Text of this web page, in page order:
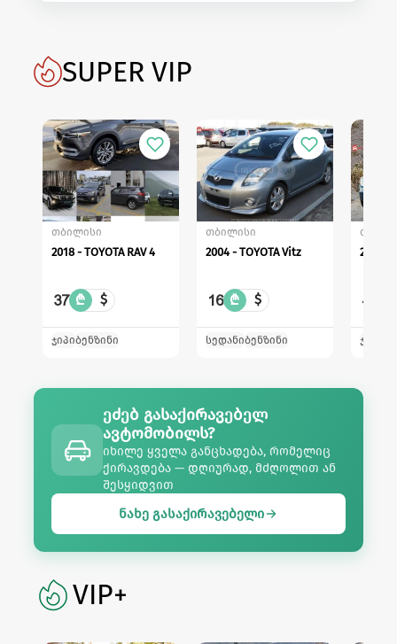
SUPER VIP
თბილისი
2018 - TOYOTA RAV 4
37 ₾ $
ჯიპიბენზინი
თბილისი
2004 - TOYOTA Vitz
16 ₾ $
სედანიბენზინი
41
ჯიპი
ეძებ გასაქირავებელ
ავტომობილს?
იხილე ყველა განცხადება, რომელიც
ქირავდება — დღიურად, მძღოლით ან
შესყიდვით
ნახე გასაქირავებელი
VIP+